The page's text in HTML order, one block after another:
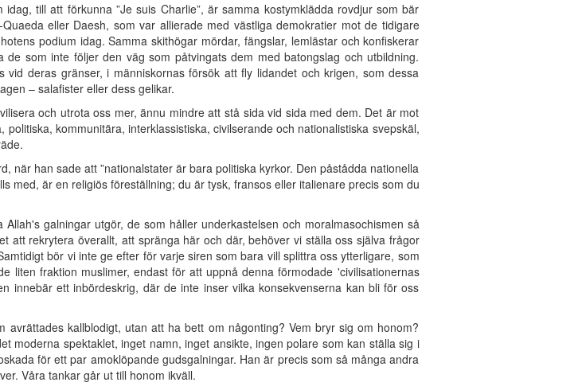
till att förkunna ”Je suis Charlie”, är samma kostymklädda rovdjur som bär
eller Daesh, som var allierade med västliga demokratier mot de tidigare
podium idag. Samma skithögar mördar, fängslar, lemlästar och konfiskerar
som inte följer den väg som påtvingats dem med batongslag och utbildning.
deras gränser, i människornas försök att fly lidandet och krigen, som dessa
– salafister eller dess gelikar.
och utrota oss mer, ännu mindre att stå sida vid sida med dem. Det är mot
kommunitära, interklassistiska, civilserande och nationalistiska svepskäl,
när han sade att ”nationalstater är bara politiska kyrkor. Den påstådda nationella
med, är en religiös föreställning; du är tysk, fransos eller italienare precis som du
galningar utgör, de som håller underkastelsen och moralmasochismen så
att rekrytera överallt, att spränga här och där, behöver vi ställa oss själva frågor
bör vi inte ge efter för varje siren som bara vill splittra oss ytterligare, som
liten fraktion muslimer, endast för att uppnå denna förmodade 'civilisationernas
innebär ett inbördeskrig, där de inte inser vilka konsekvenserna kan bli för oss
kallblodigt, utan att ha bett om någonting? Vem bryr sig om honom?
moderna spektaklet, inget namn, inget ansikte, ingen polare som kan ställa sig i
för ett par amoklöpande gudsgalningar. Han är precis som så många andra
Våra tankar går ut till honom ikväll.